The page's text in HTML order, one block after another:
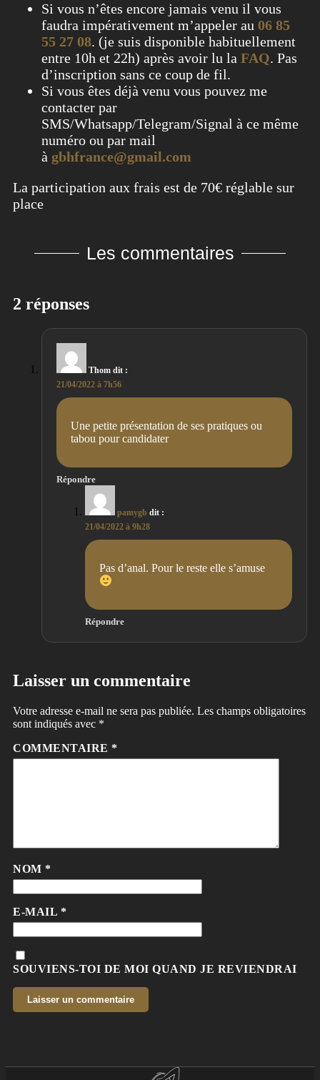
Si vous n’êtes encore jamais venu il vous
faudra impérativement m’appeler au 06 85
55 27 08. (je suis disponible habituellement
entre 10h et 22h) après avoir lu la FAQ. Pas
d’inscription sans ce coup de fil.
Si vous êtes déjà venu vous pouvez me
contacter par
SMS/Whatsapp/Telegram/Signal à ce même
numéro ou par mail
à gbhfrance@gmail.com
La participation aux frais est de 70€ réglable sur
place
Les commentaires
2 réponses
Thom dit :
21/04/2022 à 7h56
Une petite présentation de ses pratiques ou
tabou pour candidater
Répondre
pamygb dit :
21/04/2022 à 9h28
Pas d’anal. Pour le reste elle s’amuse
Répondre
Laisser un commentaire
Votre adresse e-mail ne sera pas publiée. Les champs obligatoires
sont indiqués avec *
COMMENTAIRE *
NOM *
E-MAIL *
SOUVIENS-TOI DE MOI QUAND JE REVIENDRAI